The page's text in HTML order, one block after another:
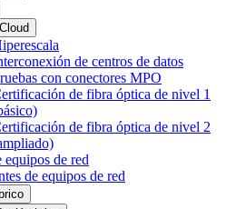
Cloud
de centros de datos
con conectores MPO
de fibra óptica de nivel 1
de fibra óptica de nivel 2
equipos de red
de equipos de red